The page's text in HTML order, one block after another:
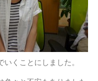
くことにしました。